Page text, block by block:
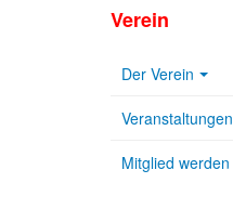
Verein
Der Verein
Veranstaltungen
Mitglied werden